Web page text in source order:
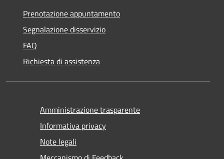
Prenotazione appuntamento
Segnalazione disservizio
FAQ
Richiesta di assistenza
Amministrazione trasparente
Informativa privacy
Note legali